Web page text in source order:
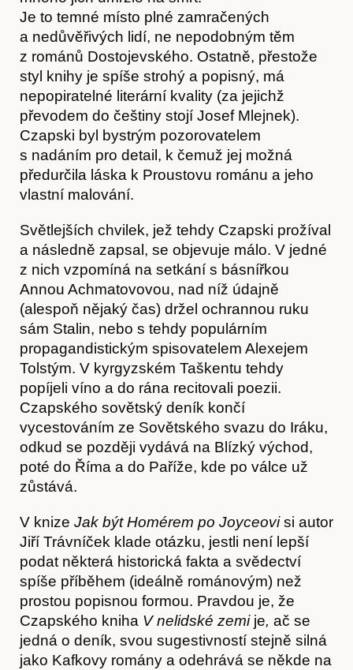
O nás
Obchod
Je to temné místo plné zamračených
a nedůvěřivých lidí, ne nepodobným těm
z románů Dostojevského. Ostatně, přestože
styl knihy je spíše strohý a popisný, má
nepopiratelné literární kvality (za jejichž
převodem do češtiny stojí Josef Mlejnek).
Czapski byl bystrým pozorovatelem
s nadáním pro detail, k čemuž jej možná
předurčila láska k Proustovu románu a jeho
vlastní malování.
Světlejších chvilek, jež tehdy Czapski prožíval
a následně zapsal, se objevuje málo. V jedné
z nich vzpomíná na setkání s básnířkou
Annou Achmatovovou, nad níž údajně
(alespoň nějaký čas) držel ochrannou ruku
sám Stalin, nebo s tehdy populárním
propagandistickým spisovatelem Alexejem
Tolstým. V kyrgyzském Taškentu tehdy
popíjeli víno a do rána recitovali poezii.
Czapského sovětský deník končí
vycestováním ze Sovětského svazu do Iráku,
odkud se později vydává na Blízký východ,
poté do Říma a do Paříže, kde po válce už
zůstává.
V knize Jak být Homérem po Joyceovisi autor
Jiří Trávníček klade otázku, jestli není lepší
podat některá historická fakta a svědectví
spíše příběhem (ideálně románovým) než
prostou popisnou formou. Pravdou je, že
Czapského kniha V nelidské zemi je, ač se
jedná o deník, svou sugestivností stejně silná
jako Kafkovy romány a odehrává se někde na